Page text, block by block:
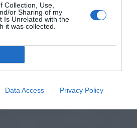
Collection, Use,
or Sharing of my
Is Unrelated with the
it was collected.
Data Access Privacy Policy